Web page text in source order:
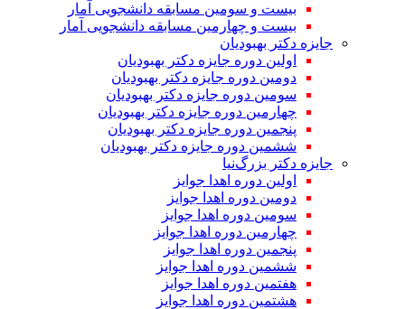
بیست و سومین مسابقه دانشجویی آمار
بیست و چهارمین مسابقه دانشجویی آمار
جایزه دکتر بهبودیان
اولین دوره جایزه دکتر بهبودیان
دومین دوره جایزه دکتر بهبودیان
سومین دوره جایزه دکتر بهبودیان
چهارمین دوره جایزه دکتر بهبودیان
پنجمین دوره جایزه دکتر بهبودیان
ششمین دوره جایزه دکتر بهبودیان
جایزه دکتر بزرگ‌نیا
اولین دوره اهدا جوایز
دومین دوره اهدا جوایز
سومین دوره اهدا جوایز
چهارمین دوره اهدا جوایز
پنجمین دوره اهدا جوایز
ششمین دوره اهدا جوایز
هفتمین دوره اهدا جوایز
هشتمین دوره اهدا جوایز